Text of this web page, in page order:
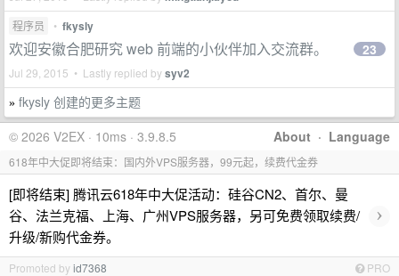
程序员 • fkysly
欢迎安徽合肥研究 web 前端的小伙伴加入交流群。
Jul 29, 2015 • Lastly replied bysyv2
23
» fkysly 创建的更多主题
About · Language
© 2026 V2EX · 10ms · 3.9.8.5
618年中大促即将结束：国内外VPS服务器，99元起，续费代金券
[即将结束] 腾讯云618年中大促活动：硅谷CN2、首尔、曼
谷、法兰克福、上海、广州VPS服务器，另可免费领取续费/
升级/新购代金券。
›
Promoted byid7368 PRO